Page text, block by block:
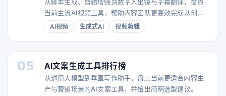
当前主流AI视频工具，帮助内容团队更高效完成从创意
到发布的全流程。
AI视频 生成式AI 视频剪辑
05 AI文案生成工具排行榜
从通用大模型到垂直写作助手，盘点当前更适合内容生
产与营销场景的AI文案工具，并给出简明选型建议。